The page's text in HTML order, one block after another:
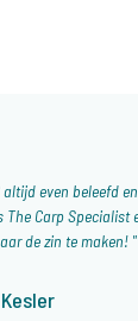
even beleefd
Carp Specialist
de zin te maken!